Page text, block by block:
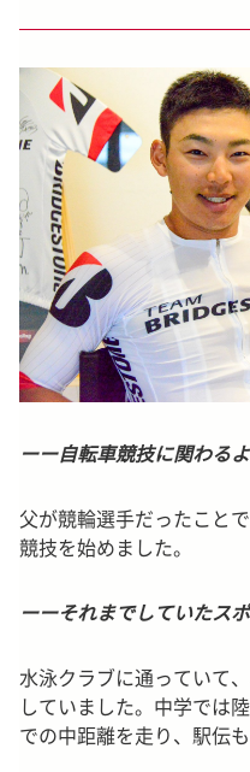
ーー自転車競技に関わる
父が競輪選手だったこと
競技を始めました。
ーーそれまでしていたス
水泳クラブに通っていて
していました。中学では
での中距離を走り、駅伝も